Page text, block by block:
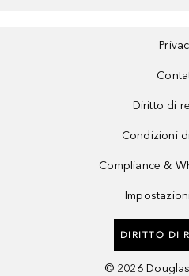
Diritto di
Condizioni
Compliance &
DIRITTO DI
© 2026